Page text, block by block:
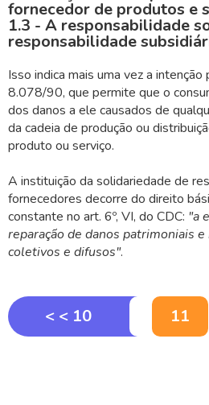
fornecedor de produtos e
1.3 - A responsabilidade
responsabilidade
Isso indica mais uma vez a
8.078/90, que permite que o
dos danos a ele causados de
da cadeia de produção ou
produto ou serviço.
A instituição da solidariedade de
fornecedores decorre do direito
constante no art. 6º, VI, do CDC: "a
reparação de danos patrimoniais
coletivos e difusos".
< < 10 11